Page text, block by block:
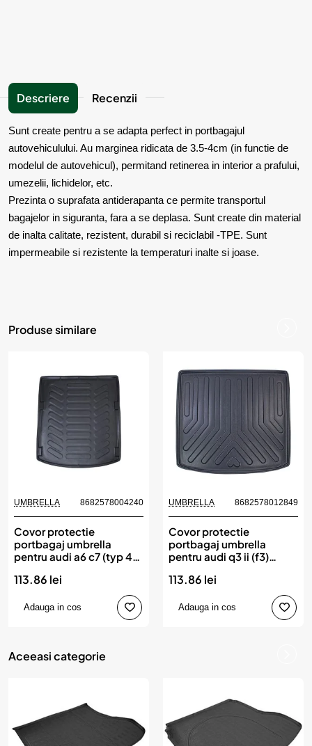
Descriere Recenzii
Sunt create pentru a se adapta perfect in portbagajul
autovehiculului. Au marginea ridicata de 3.5-4cm (in functie de
modelul de autovehicul), permitand retinerea in interior a prafului,
umezelii, lichidelor, etc.
Prezinta o suprafata antiderapanta ce permite transportul
bagajelor in siguranta, fara a se deplasa. Sunt create din material
de inalta calitate, rezistent, durabil si reciclabil -TPE. Sunt
impermeabile si rezistente la temperaturi inalte si joase.
Produse similare
UMBRELLA 8682578004240
Covor protectie
portbagaj umbrella
pentru audi a6 c7 (typ 4g)
113.86 lei
Adauga in cos
UMBRELLA 8682578012849
Covor protectie
portbagaj umbrella
pentru audi q3 ii (f3)
113.86 lei
Adauga in cos
Aceeasi categorie